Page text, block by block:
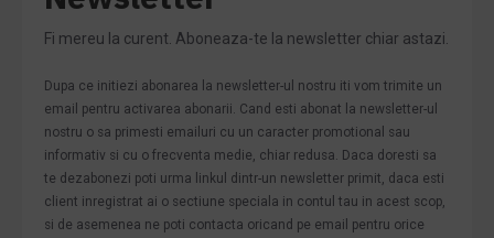
Fi mereu la curent. Aboneaza-te la newsletter chiar astazi.
Dupa ce initiezi abonarea la newsletter-ul nostru iti vom trimite un
email pentru activarea abonarii. Cand esti abonat la newsletter-ul
nostru o sa primesti emailuri cu un caracter promotional sau
informativ si cu o frecventa medie, chiar redusa. Daca doresti sa
te dezabonezi poti urma linkul dintr-un newsletter primit, daca esti
client inregistrat ai o sectiune speciala in contul tau in acest scop,
si de asemenea ne poti contacta oricand pe email pentru orice